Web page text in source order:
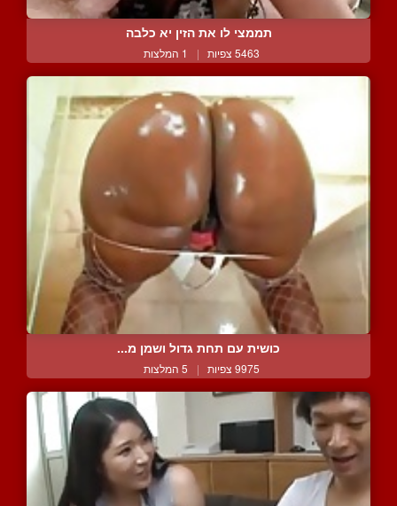
תממצי לו את הזין יא כלבה
5463 צפיות | 1 המלצות
כושית עם תחת גדול ושמן מ...
9975 צפיות | 5 המלצות